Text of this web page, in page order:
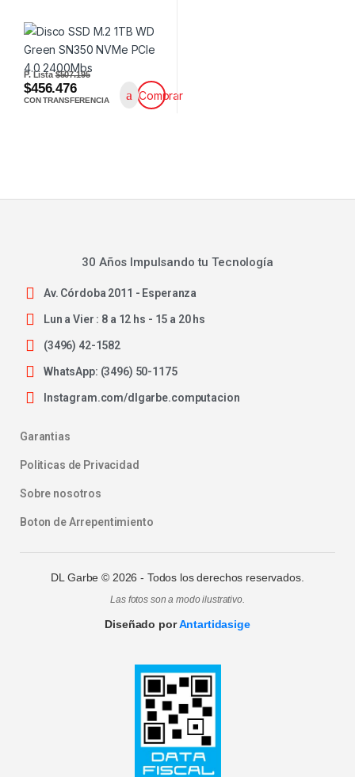
P. Lista$507.195
$456.476
CON TRANSFERENCIA Comprar
30 Años Impulsando tu Tecnología
Av. Córdoba 2011 - Esperanza
Lun a Vier : 8 a 12 hs - 15 a 20 hs
(3496) 42-1582
WhatsApp: (3496) 50-1175
Instagram.com/dlgarbe.computacion
Garantias
Politicas de Privacidad
Sobre nosotros
Boton de Arrepentimiento
DL Garbe © 2026 - Todos los derechos reservados.
Las fotos son a modo ilustrativo.
Diseñado porAntartidasige